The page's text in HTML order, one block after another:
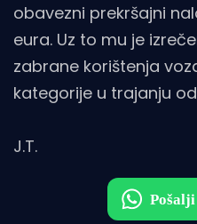
obavezni prekršajni
eura. Uz to mu je
zabrane korištenja
kategorije u trajanju
J.T.